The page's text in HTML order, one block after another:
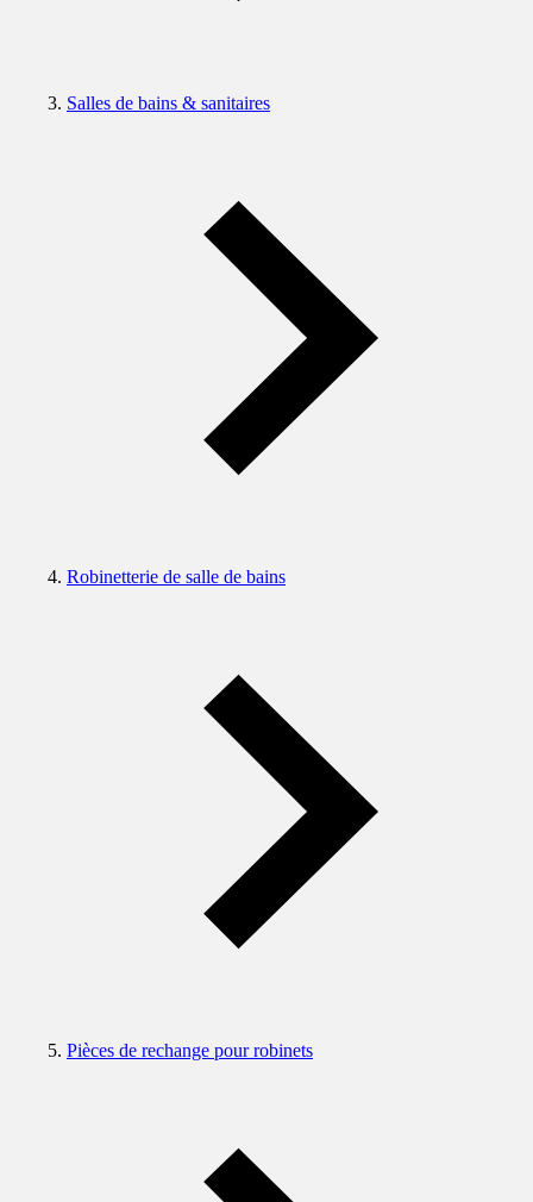
Salles de bains & sanitaires
Robinetterie de salle de bains
Pièces de rechange pour robinets